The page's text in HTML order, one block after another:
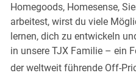
Homegoods, Homesense,
arbeitest, wirst du viele
lernen, dich zu entwickeln
in unsere TJX Familie – ein
der weltweit führende Off-